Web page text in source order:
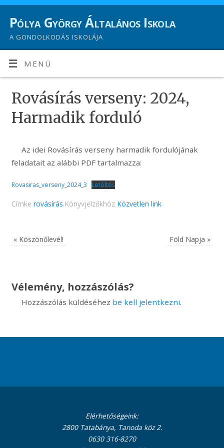
Pólya György Általános Iskola
A GONDOLKODÁS ISKOLÁJA
MENÜ
Rovásírás verseny: 2024,
Harmadik forduló
Az idei Rovásírás verseny harmadik fordulójának
feladatait az alábbi PDF tartalmazza:
Rovasiras_verseny_2024_3 Letöltés
Címke rovásírás.Könyvjelzőkhöz Közvetlen link.
«Köszönőlevél! Föld Napja »
Vélemény, hozzászólás?
Hozzászólás küldéséhez be kell jelentkezni.
Elérhetőségeink:
2800 Tatabánya, Tanoda köz 2.
0630 316-8270